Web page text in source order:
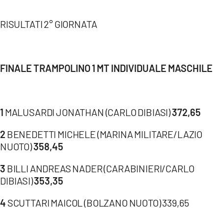
CATANZAROCHANNEL.IT
App
RISULTATI 2° GIORNATA
FINALE TRAMPOLINO 1 MT INDIVIDUALE MASCHILE
1 MALUSARDI JONATHAN (CARLO DIBIASI)372,65
2 BENEDETTI MICHELE (MARINA MILITARE/LAZIO
NUOTO)358,45
3 BILLI ANDREAS NADER (CARABINIERI/CARLO
DIBIASI)353,35
4 SCUTTARI MAICOL (BOLZANO NUOTO) 339,65